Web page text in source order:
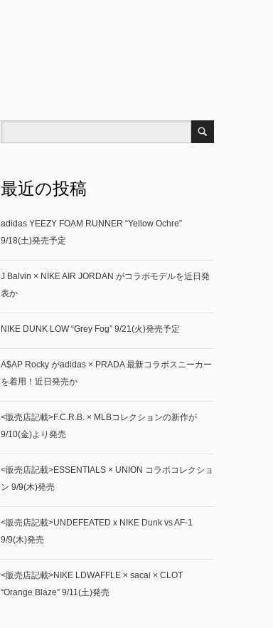
最近の投稿
adidas YEEZY FOAM RUNNER “Yellow Ochre”
9/18(土)発売予定
J Balvin × NIKE AIR JORDAN がコラボモデルを近日発
表か
NIKE DUNK LOW “Grey Fog” 9/21(火)発売予定
A$AP Rocky がadidas × PRADA 最新コラボスニーカー
を着用！近日発売か
<販売店記載>F.C.R.B. × MLBコレクションの新作が
9/10(金)より発売
<販売店記載>ESSENTIALS × UNION コラボコレクショ
ン 9/9(木)発売
<販売店記載>UNDEFEATED x NIKE Dunk vs AF-1
9/9(木)発売
<販売店記載>NIKE LDWAFFLE × sacai × CLOT
“Orange Blaze” 9/11(土)発売